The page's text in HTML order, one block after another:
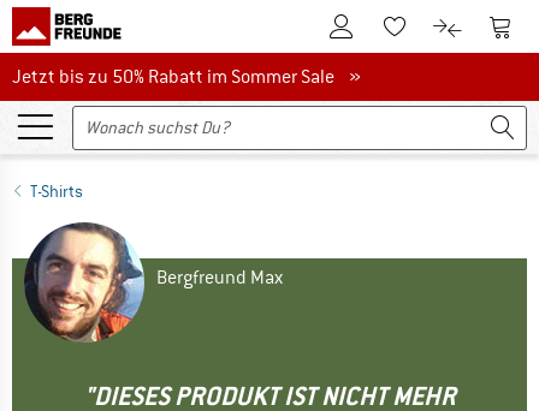
Zum KundenkontoZum Merkzettel.
Zum Zum
Jetzt bis zu 50% Rabatt im Sommer Sale
Jetzt bis zu 50% Rabatt im Sommer Sale »
T-Shirts
Bergfreund Max
"DIESES PRODUKT IST NICHT MEHR